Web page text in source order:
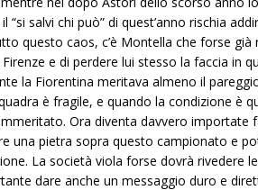
“si salvi chi può” di quest’anno rischia
questo caos, c’è Montella che forse già
e di perdere lui stesso la faccia in
la Fiorentina meritava almeno il
è fragile, e quando la condizione è
Ora diventa davvero importate
una pietra sopra questo campionato e
La società viola forse dovrà rivedere
dare anche un messaggio duro e